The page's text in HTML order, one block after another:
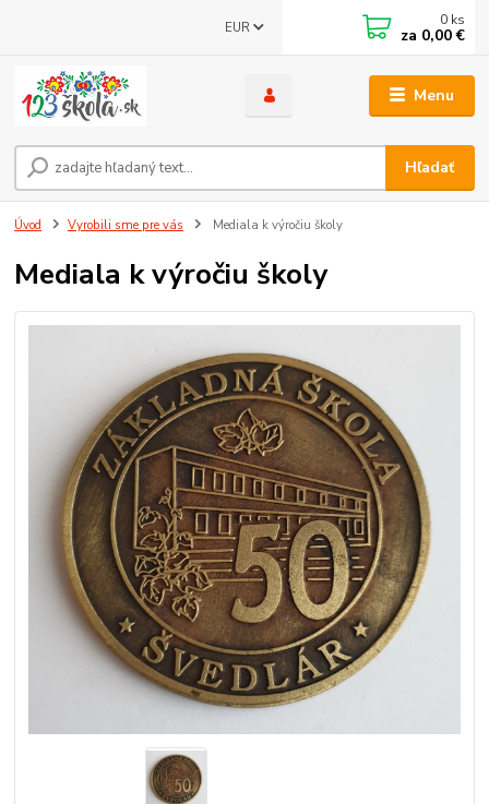
Menu
EUR
Hľadať
0 ks
za 0,00 €
Úvod Vyrobili sme pre vás Mediala k výročiu školy
Mediala k výročiu školy